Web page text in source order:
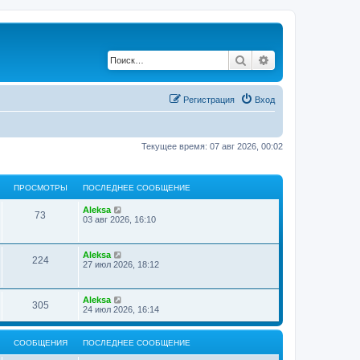
Поиск
Вход
Регистрация
Текущее время: 07 авг 2026, 00:02
ПРОСМОТРЫ ПОСЛЕДНЕЕ СООБЩЕНИЕ
73
Aleksa
03 авг 2026, 16:10
224
Aleksa
27 июл 2026, 18:12
305
Aleksa
24 июл 2026, 16:14
СООБЩЕНИЯ ПОСЛЕДНЕЕ СООБЩЕНИЕ